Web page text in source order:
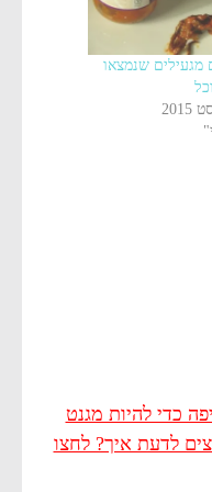
מגעילים שנמצאו
כדי להיות מגנט
לדעת איך? לחצו